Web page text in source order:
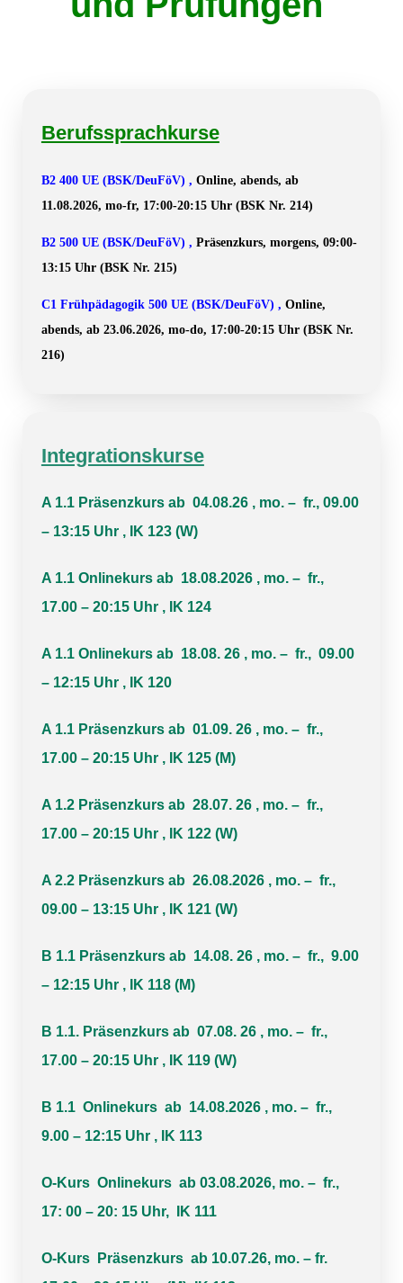
Berufssprachkurse
B2 400 UE (BSK/DeuFöV) , Online, abends, ab
11.08.2026, mo-fr, 17:00-20:15 Uhr (BSK Nr. 214)
B2 500 UE (BSK/DeuFöV) , Präsenzkurs, morgens, 09:00-
13:15 Uhr (BSK Nr. 215)
C1 Frühpädagogik 500 UE (BSK/DeuFöV) , Online,
abends, ab 23.06.2026, mo-do, 17:00-20:15 Uhr (BSK Nr.
216)
Integrationskurse
A 1.1 Präsenzkurs ab 04.08.26 , mo. – fr., 09.00
– 13:15 Uhr , IK 123 (W)
A 1.1 Onlinekurs ab 18.08.2026 , mo. – fr.,
17.00 – 20:15 Uhr , IK 124
A 1.1 Onlinekurs ab 18.08. 26 , mo. – fr., 09.00
– 12:15 Uhr , IK 120
A 1.1 Präsenzkurs ab 01.09. 26 , mo. – fr.,
17.00 – 20:15 Uhr , IK 125 (M)
A 1.2 Präsenzkurs ab 28.07. 26 , mo. – fr.,
17.00 – 20:15 Uhr , IK 122 (W)
A 2.2 Präsenzkurs ab 26.08.2026 , mo. – fr.,
09.00 – 13:15 Uhr , IK 121 (W)
B 1.1 Präsenzkurs ab 14.08. 26 , mo. – fr., 9.00
– 12:15 Uhr , IK 118 (M)
B 1.1. Präsenzkurs ab 07.08. 26 , mo. – fr.,
17.00 – 20:15 Uhr , IK 119 (W)
B 1.1 Onlinekurs ab 14.08.2026 , mo. – fr.,
9.00 – 12:15 Uhr , IK 113
O-Kurs Onlinekurs ab 03.08.2026, mo. – fr.,
17: 00 – 20: 15 Uhr, IK 111
O-Kurs Präsenzkurs ab 10.07.26, mo. – fr.